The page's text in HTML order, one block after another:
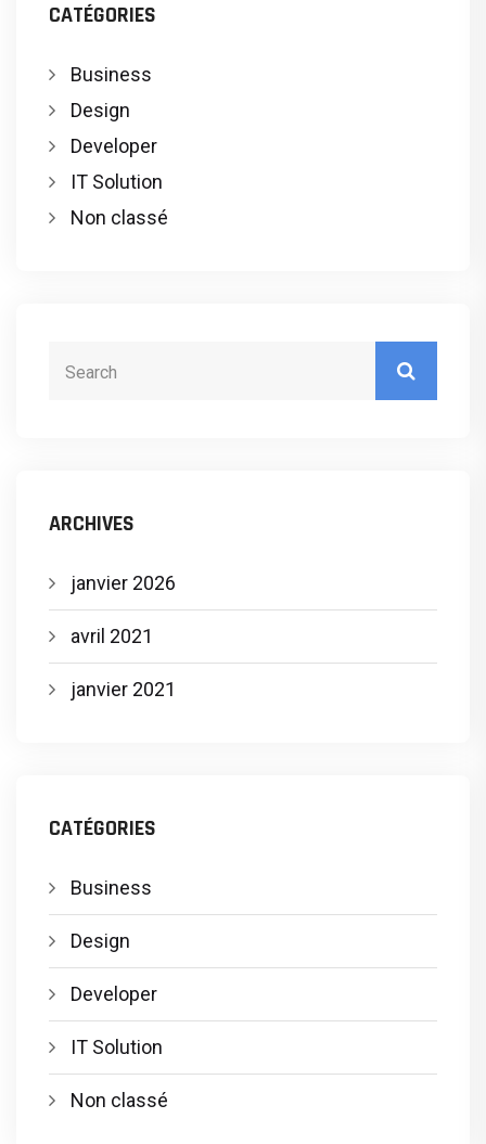
CATÉGORIES
Business
Design
Developer
IT Solution
Non classé
ARCHIVES
janvier 2026
avril 2021
janvier 2021
CATÉGORIES
Business
Design
Developer
IT Solution
Non classé